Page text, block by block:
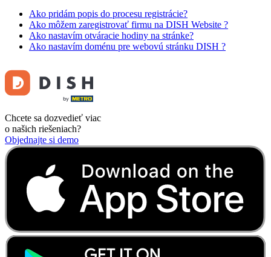
Ako pridám popis do procesu registrácie?
Ako môžem zaregistrovať firmu na DISH Website ?
Ako nastavím otváracie hodiny na stránke?
Ako nastavím doménu pre webovú stránku DISH ?
Chcete sa dozvedieť viac
o našich riešeniach?
Objednajte si demo